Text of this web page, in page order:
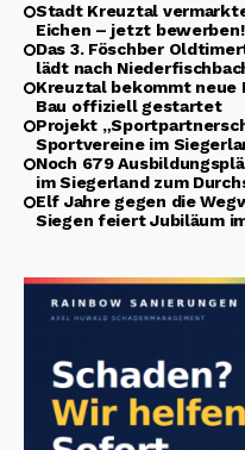
Stadt Kreuztal
Eichen – jetzt bewerben!
Das 3. Föschber
lädt nach
Kreuztal bekommt neue
Bau offiziell gestartet
Projekt
Sportvereine im
Noch 679
im Siegerland zum
Elf Jahre gegen die
Siegen feiert Jubiläum